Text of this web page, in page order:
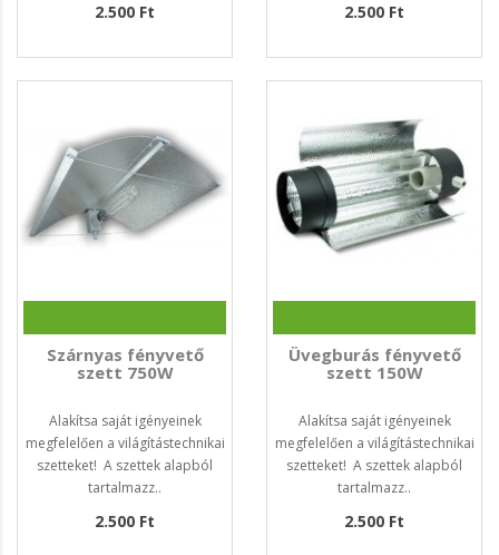
2.500 Ft 2.500 Ft
Szárnyas fényvető
szett 750W
Alakítsa saját igényeinek
megfelelően a világítástechnikai
szetteket! A szettek alapból
tartalmazz..
2.500 Ft
Üvegburás fényvető
szett 150W
Alakítsa saját igényeinek
megfelelően a világítástechnikai
szetteket! A szettek alapból
tartalmazz..
2.500 Ft